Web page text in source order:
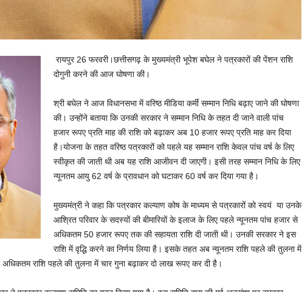
रायपुर 26 फरवरी।छत्तीसगढ़ के मुख्यमंत्री भूपेश बघेल ने पत्रकारों की पेंशन राशि
दोगुनी करने की आज घोषणा की।
श्री बघेल ने आज विधानसभा में वरिष्ठ मीडिया कर्मी सम्मान निधि बढ़ाए जाने की घोषणा
की। उन्होंने बताया कि उनकी सरकार ने सम्मान निधि के तहत दी जाने वाली पांच
हजार रूपए प्रति माह की राशि को बढ़ाकर अब 10 हजार रूपए प्रति माह कर दिया
है।योजना के तहत वरिष्ठ पत्रकारों को पहले यह सम्मान राशि केवल पांच वर्ष के लिए
स्वीकृत की जाती थी अब यह राशि आजीवन दी जाएगी। इसी तरह सम्मान निधि के लिए
न्यूनतम आयु 62 वर्ष के प्रावधान को घटाकर 60 वर्ष कर दिया गया है।
मुख्यमंत्री ने कहा कि पत्रकार कल्याण कोष के माध्यम से पत्रकारों को स्वयं या उनके
आश्रित परिवार के सदस्यों की बीमारियों के इलाज के लिए पहले न्यूनतम पांच हजार से
अधिकतम 50 हजार रूपए तक की सहायता राशि दी जाती थी। उनकी सरकार ने इस
राशि में वृद्धि करने का निर्णय लिया है। इसके तहत अब न्यूनतम राशि पहले की तुलना में
राशि पहले की तुलना में चार गुना बढ़ाकर दो लाख रूपए कर दी है।